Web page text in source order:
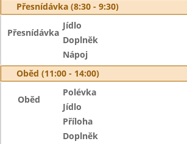
Přesnídávka (8:30 - 9:30)
Přesnídávka
Jídlo
Doplněk
Nápoj
Oběd (11:00 - 14:00)
Oběd
Polévka
Jídlo
Příloha
Doplněk